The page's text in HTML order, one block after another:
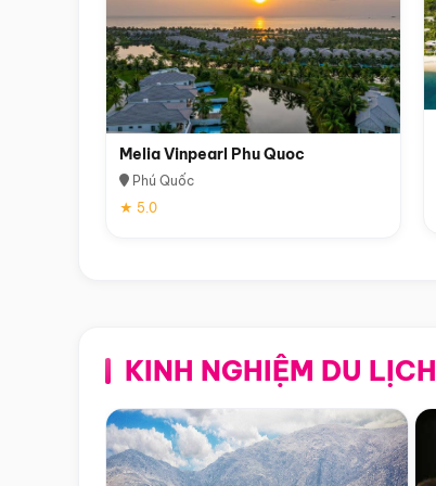
Melia Vinpearl Phu Quoc
Phú Quốc
★ 5.0
KINH NGHIỆM DU LỊCH